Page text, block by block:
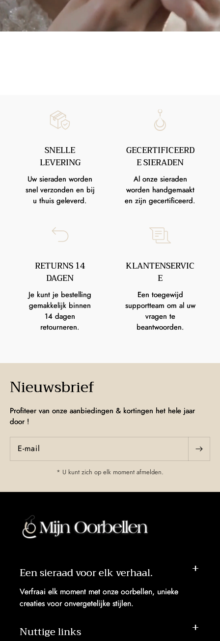
SNELLE
LEVERING
Uw sieraden worden
snel verzonden en bij
u thuis geleverd.
GECERTIFICEERD
E SIERADEN
Al onze sieraden
worden handgemaakt
en zijn gecertificeerd.
RETURNS 14
DAGEN
Je kunt je bestelling
gemakkelijk binnen
14 dagen
retourneren.
KLANTENSERVIC
E
Een toegewijd
supportteam om al uw
vragen te
beantwoorden.
Nieuwsbrief
Profiteer van onze aanbiedingen & kortingen het hele jaar
door !
E‑mail
* U kunt zich op elk moment afmelden.
Een sieraad voor elk verhaal.
Verfraai elk moment met onze oorbellen, unieke
creaties voor onvergetelijke stijlen.
Nuttige links